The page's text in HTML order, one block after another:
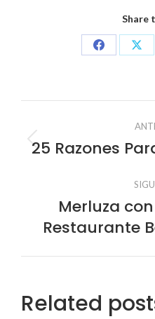
Share
Share
entre
25 Razones
Merluza
Restaurante
Related